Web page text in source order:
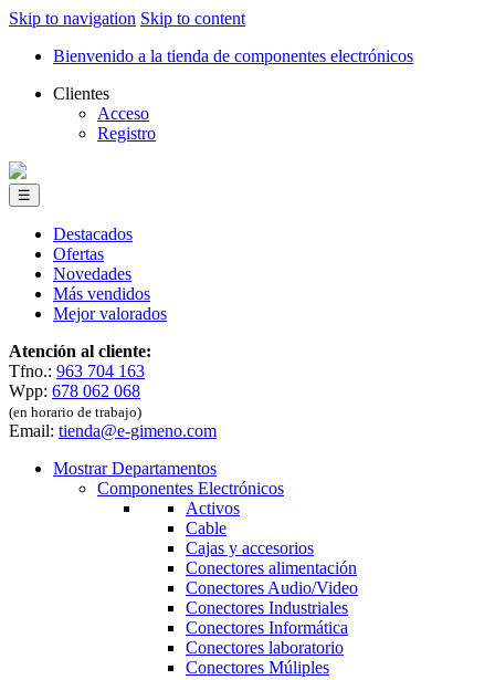
Skip to navigation Skip to content
Bienvenido a la tienda de componentes electrónicos
Clientes
Acceso
Registro
☰
Destacados
Ofertas
Novedades
Más vendidos
Mejor valorados
Atención al cliente:
Tfno.: 963 704 163
Wpp: 678 062 068
(en horario de trabajo)
Email: tienda@e-gimeno.com
Mostrar Departamentos
Componentes Electrónicos
Activos
Cable
Cajas y accesorios
Conectores alimentación
Conectores Audio/Video
Conectores Industriales
Conectores Informática
Conectores laboratorio
Conectores Múliples